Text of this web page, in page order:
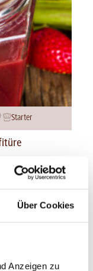
Über Cookies
Anzeigen zu
Starter